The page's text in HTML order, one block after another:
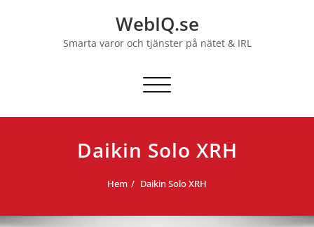
WebIQ.se
Smarta varor och tjänster på nätet & IRL
Slå på/av navigering
Daikin Solo XRH
Hem Daikin Solo XRH